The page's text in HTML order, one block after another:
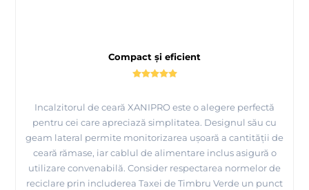
Compact și eficient
Incalzitorul de ceară XANIPRO este o alegere perfectă
pentru cei care apreciază simplitatea. Designul său cu
geam lateral permite monitorizarea ușoară a cantității de
ceară rămase, iar cablul de alimentare inclus asigură o
utilizare convenabilă. Consider respectarea normelor de
reciclare prin includerea Taxei de Timbru Verde un punct